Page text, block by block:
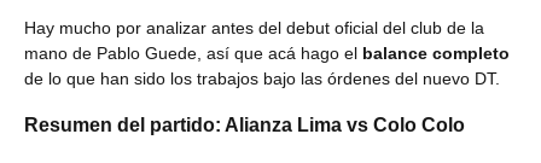
Hay mucho por analizar antes del debut oficial del club de la
mano de Pablo Guede, así que acá hago el balance completo
de lo que han sido los trabajos bajo las órdenes del nuevo DT.
Resumen del partido: Alianza Lima vs Colo Colo